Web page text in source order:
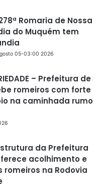
278ª Romaria de Nossa
do Muquém tem
05-03:00 2026
– Prefeitura de
romeiros com forte
na caminhada rumo
da Prefeitura
acolhimento e
na Rodovia